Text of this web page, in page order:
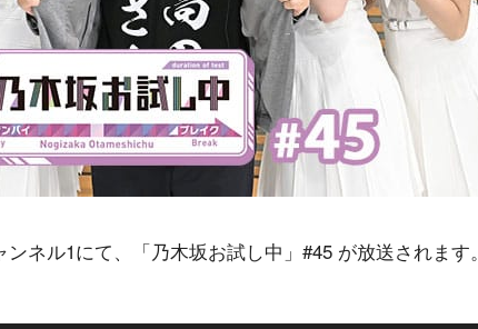
ネル1にて、「乃木坂お試し中」#45 が放送されます。